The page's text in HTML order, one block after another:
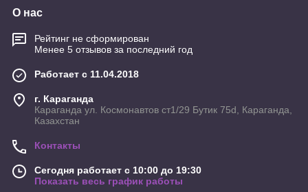
О нас
Рейтинг не сформирован
Менее 5 отзывов за последний год
Работает с 11.04.2018
г. Караганда
Караганда ул. Космонавтов ст1/29 Бутик 75d, Караганда,
Казахстан
Контакты
Сегодня работает с 10:00 до 19:30
Показать весь график работы